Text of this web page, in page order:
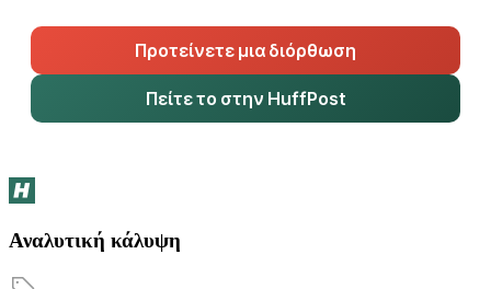
Προτείνετε μια διόρθωση
Πείτε το στην HuffPost
Αναλυτική κάλυψη